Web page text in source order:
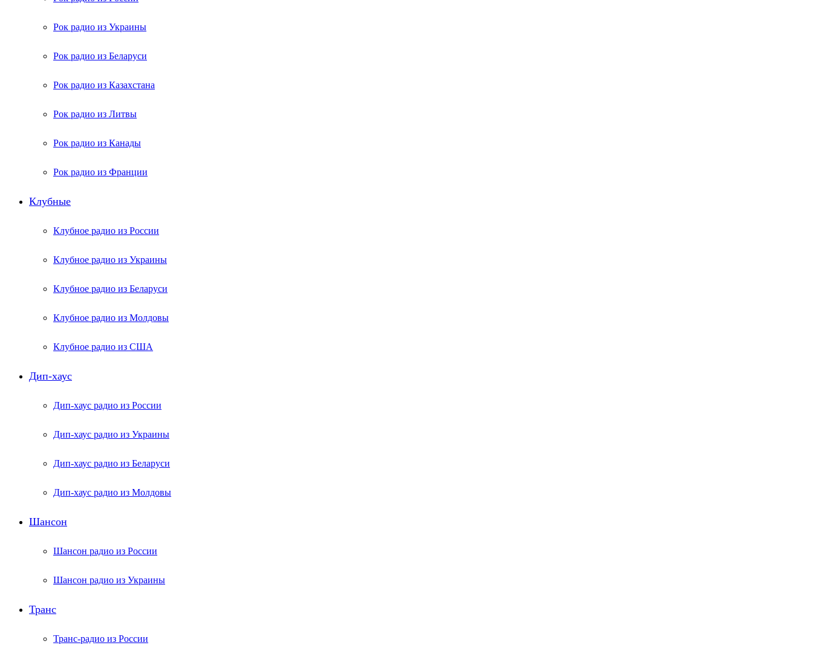
Рок радио из Украины
Рок радио из Беларуси
Рок радио из Казахстана
Рок радио из Литвы
Рок радио из Канады
Рок радио из Франции
Клубные
Клубное радио из России
Клубное радио из Украины
Клубное радио из Беларуси
Клубное радио из Молдовы
Клубное радио из США
Дип-хаус
Дип-хаус радио из России
Дип-хаус радио из Украины
Дип-хаус радио из Беларуси
Дип-хаус радио из Молдовы
Шансон
Шансон радио из России
Шансон радио из Украины
Транс
Транс-радио из России